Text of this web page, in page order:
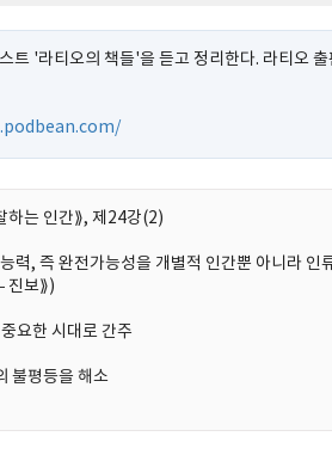
트 '라티오의 책들'을 듣고 정리한다. 라티오
하는 인간⟫, 제24강(2)
력, 즉 완전가능성을 개별적 인간뿐 아니라 인
진보⟫)
요한 시대로 간주
불평등을 해소